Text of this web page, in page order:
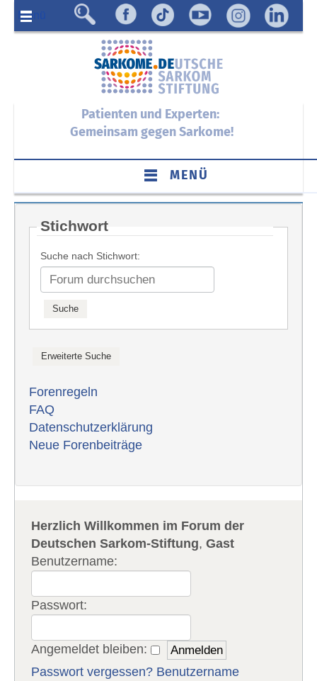
Menü
Patienten und Experten:
Gemeinsam gegen Sarkome!
MENÜ
Stichwort
Suche nach Stichwort:
Forenregeln
FAQ
Datenschutzerklärung
Neue Forenbeiträge
Herzlich Willkommen im Forum der
Deutschen Sarkom-Stiftung,Gast
Benutzername:
Passwort:
Angemeldet bleiben:
Passwort vergessen? Benutzername